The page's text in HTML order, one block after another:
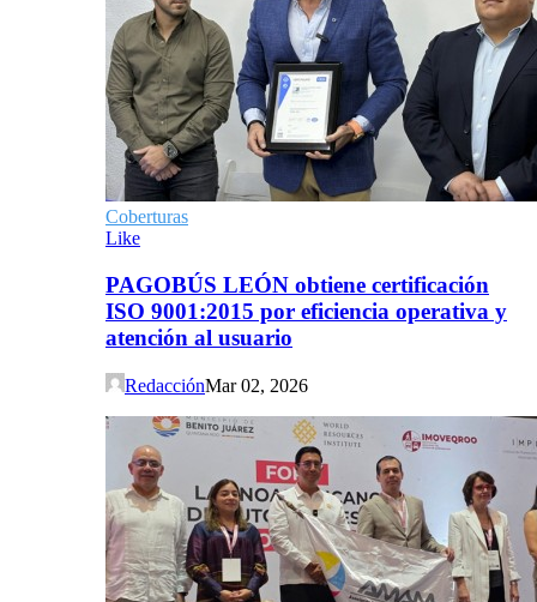
Coberturas
Like
PAGOBÚS LEÓN obtiene certificación
ISO 9001:2015 por eficiencia operativa y
atención al usuario
RedacciónMar 02, 2026